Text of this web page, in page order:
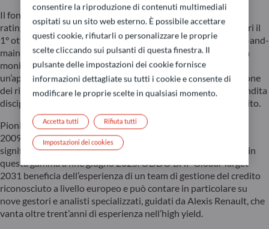
Il fondo investe in obbligazioni high yield a livello globale con
rating compreso tra BB+ e CCC e una scadenza che non superi il
1° ottobre 2032. La sua gestione si basa su un approccio buy-and-
maintain, in cui ogni emittente nel portafoglio è oggetto di un
monitoraggio costante. Il processo d’investimento unisce
un’approfondita analisi fondamentale del credito a una gestione
dei rischi attiva e rigorosa, che consente di ricorrere a una vendita
disciplinata in caso di peggioramento delle condizioni di credito.
Pioniere nella gestione di fondi obbligazionari a scadenza dal
2009, ODDO BHF Asset Management ha maturato un
significativo know-how, con 1,2 miliardi di masse in gestione in
questa gamma a fine giugno 2025. ODDO BHF Global Target
2031 beneficia dell’esperienza di un team di gestione del credito
riconosciuto a livello europeo e può contare in particolare su
nove gestori e analisti specializzati, guidati da Alexis Renault, che
vanta oltre trent’anni di esperienza nell’high yield.
consentire la riproduzione di contenuti multimediali
ospitati su un sito web esterno. È possibile accettare
questi cookie, rifiutarli o personalizzare le proprie
scelte cliccando sui pulsanti di questa finestra. Il
pulsante delle impostazioni dei cookie fornisce
informazioni dettagliate su tutti i cookie e consente di
modificare le proprie scelte in qualsiasi momento.
Rifiuta tutti
Accetta tutti
Impostazioni dei cookies